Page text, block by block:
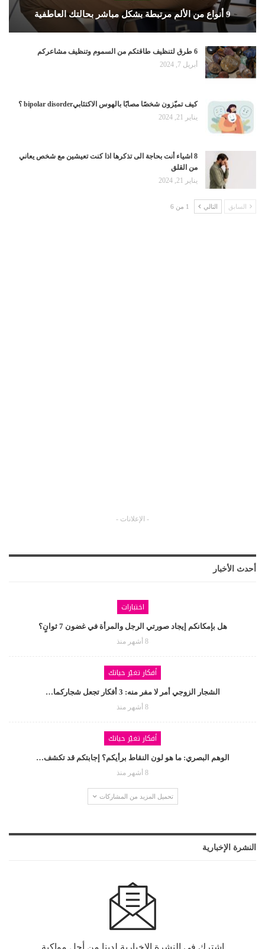
9 أنواع من الألم مرتبطة بشكل مباشر بحالتك العاطفية
6 طرق لتنظيف طاقتكم من السموم وتنظيف مشاعركم
أبريل 7, 2024
كيف تميّزون شخصًا مصابًا بالهوس الاكتئابيbipolar disorder ؟
يناير 21, 2024
8 اشياء أنت بحاجة الى تذكرها اذا كنت تعيشين مع شخص يعاني
من القلق
يناير 21, 2024
السابق التالي 1 من 6
- الإعلانات -
أحدث الأخبار
اختبارات
هل بإمكانكم إيجاد صورتي الرجل والمرأة في غضون 7 ثوانٍ؟
8 أشهر منذ
أفكار تغيّر حياتك
الشجار الزوجي أمر لا مفر منه: 3 أفكار تجعل شجاركما…
8 أشهر منذ
أفكار تغيّر حياتك
الوهم البصري: ما هو لون النقاط برأيكم؟ إجابتكم قد تكشف…
8 أشهر منذ
تحميل المزيد من المشاركات
النشرة الإخبارية